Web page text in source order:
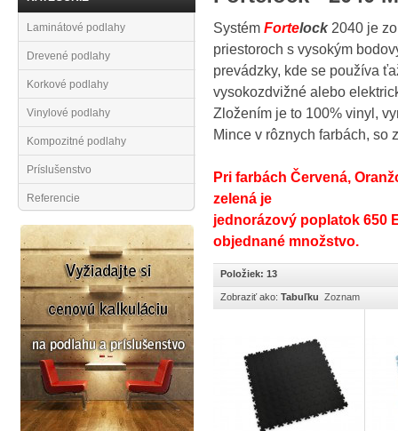
Laminátové podlahy
Drevené podlahy
Korkové podlahy
Vinylové podlahy
Kompozitné podlahy
Príslušenstvo
Referencie
Systém Fortelock2040 je zo
priestoroch s vysokým
prevádzky, kde se používa
vysokozdvižné alebo
Zložením je to 100% vinyl,
Mince v rôznych farbách, so
Pri farbách Červená,
zelená je
jednorázový poplatok 650
objednané množstvo.
Položiek: 13
Zobraziť ako: Tabuľku Zoznam